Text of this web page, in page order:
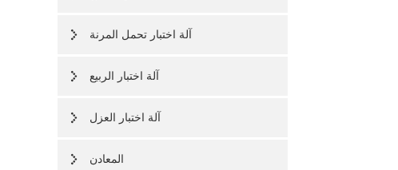
آلة اختبار تحمل المرنة
آلة اختبار الربيع
آلة اختبار العزل
المعادن